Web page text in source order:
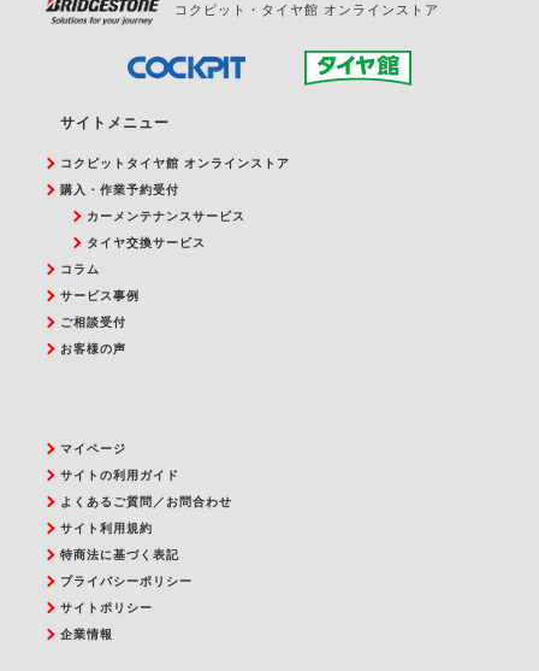
コクピット・タイヤ館 オンラインストア
サイトメニュー
コクピットタイヤ館 オンラインストア
購入・作業予約受付
カーメンテナンスサービス
タイヤ交換サービス
コラム
サービス事例
ご相談受付
お客様の声
マイページ
サイトの利用ガイド
よくあるご質問／お問合わせ
サイト利用規約
特商法に基づく表記
プライバシーポリシー
サイトポリシー
企業情報